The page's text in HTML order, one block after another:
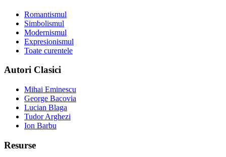
Romantismul
Simbolismul
Modernismul
Expresionismul
Toate curentele
Autori Clasici
Mihai Eminescu
George Bacovia
Lucian Blaga
Tudor Arghezi
Ion Barbu
Resurse